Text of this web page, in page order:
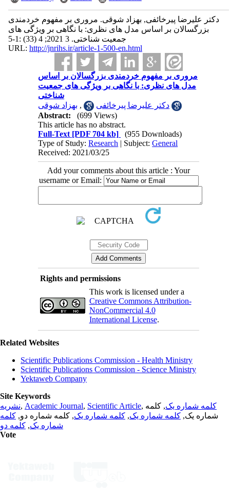
دکتر علیرضا پیرخائفی, بهزاد شوقی. مروری بر مفهوم خردمندی
بزرگسالان بر اساس مدل های نظری: با نگاهی بر ویژگی های
جمعیت شناختی. 3 2021; 4 (33) :1-5
URL: http://jnrihs.ir/article-1-500-en.html
مروری بر مفهوم خردمندی بزرگسالان بر اساس
مدل های نظری: با نگاهی بر ویژگی های جمعیت
شناختی
دکتر علیرضا پیرخائفی
, بهزاد شوقی
Abstract:
(699 Views)
This article has no abstract.
Full-Text [PDF 704 kb]
(955 Downloads)
Type of Study:Research | Subject:General
Received: 2021/03/25
Add your comments about this article : Your
username or Email:
Rights and permissions
This work is licensed under a
Creative Commons Attribution-
NonCommercial 4.0
International License.
Related Websites
Scientific Publications Commission - Health Ministry
Scientific Publications Commission - Science Ministry
Yektaweb Company
Site Keywords
نشریه, Academic Journal, Scientific Article, کلمه شماره یک, کلمه
شماره یک, کلمه شماره یک, کلمه شماره یک, کلمه شماره دو, کلمه
شماره یک, کلمه دو
Vote